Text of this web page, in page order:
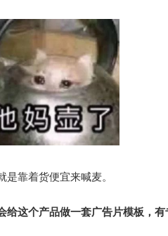
靠着货便宜来喊麦。
这个产品做一套广告片模板，